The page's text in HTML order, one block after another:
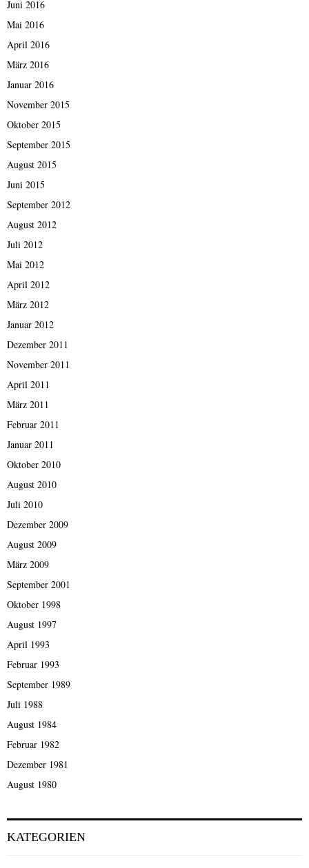
Juni 2016
Mai 2016
April 2016
März 2016
Januar 2016
November 2015
Oktober 2015
September 2015
August 2015
Juni 2015
September 2012
August 2012
Juli 2012
Mai 2012
April 2012
März 2012
Januar 2012
Dezember 2011
November 2011
April 2011
März 2011
Februar 2011
Januar 2011
Oktober 2010
August 2010
Juli 2010
Dezember 2009
August 2009
März 2009
September 2001
Oktober 1998
August 1997
April 1993
Februar 1993
September 1989
Juli 1988
August 1984
Februar 1982
Dezember 1981
August 1980
KATEGORIEN